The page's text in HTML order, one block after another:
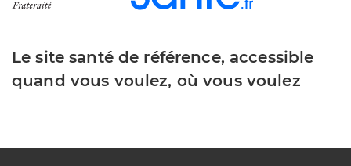
Le site santé de référence, accessible
quand vous voulez, où vous voulez